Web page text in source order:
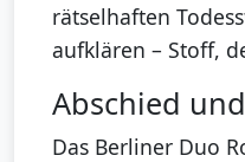
rätselhaften
aufklären – Stoff,
Abschied
Das Berliner Duo